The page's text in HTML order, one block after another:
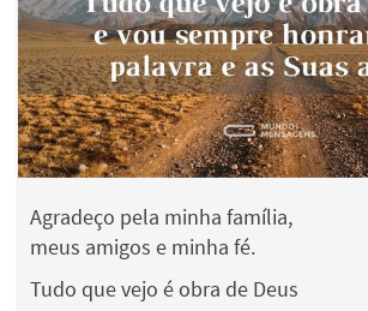
Agradeço pela minha família,
meus amigos e minha fé.
Tudo que vejo é obra de Deus